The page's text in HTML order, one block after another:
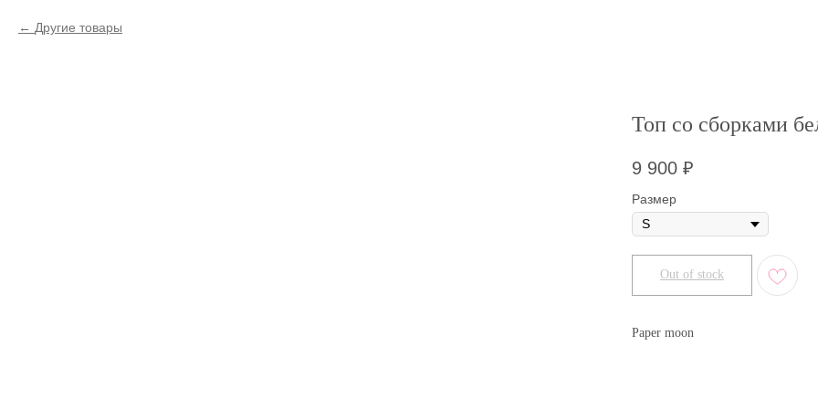
Другие товары
Топ со сборками
9 900 ₽
Размер
Out of stock
Paper moon